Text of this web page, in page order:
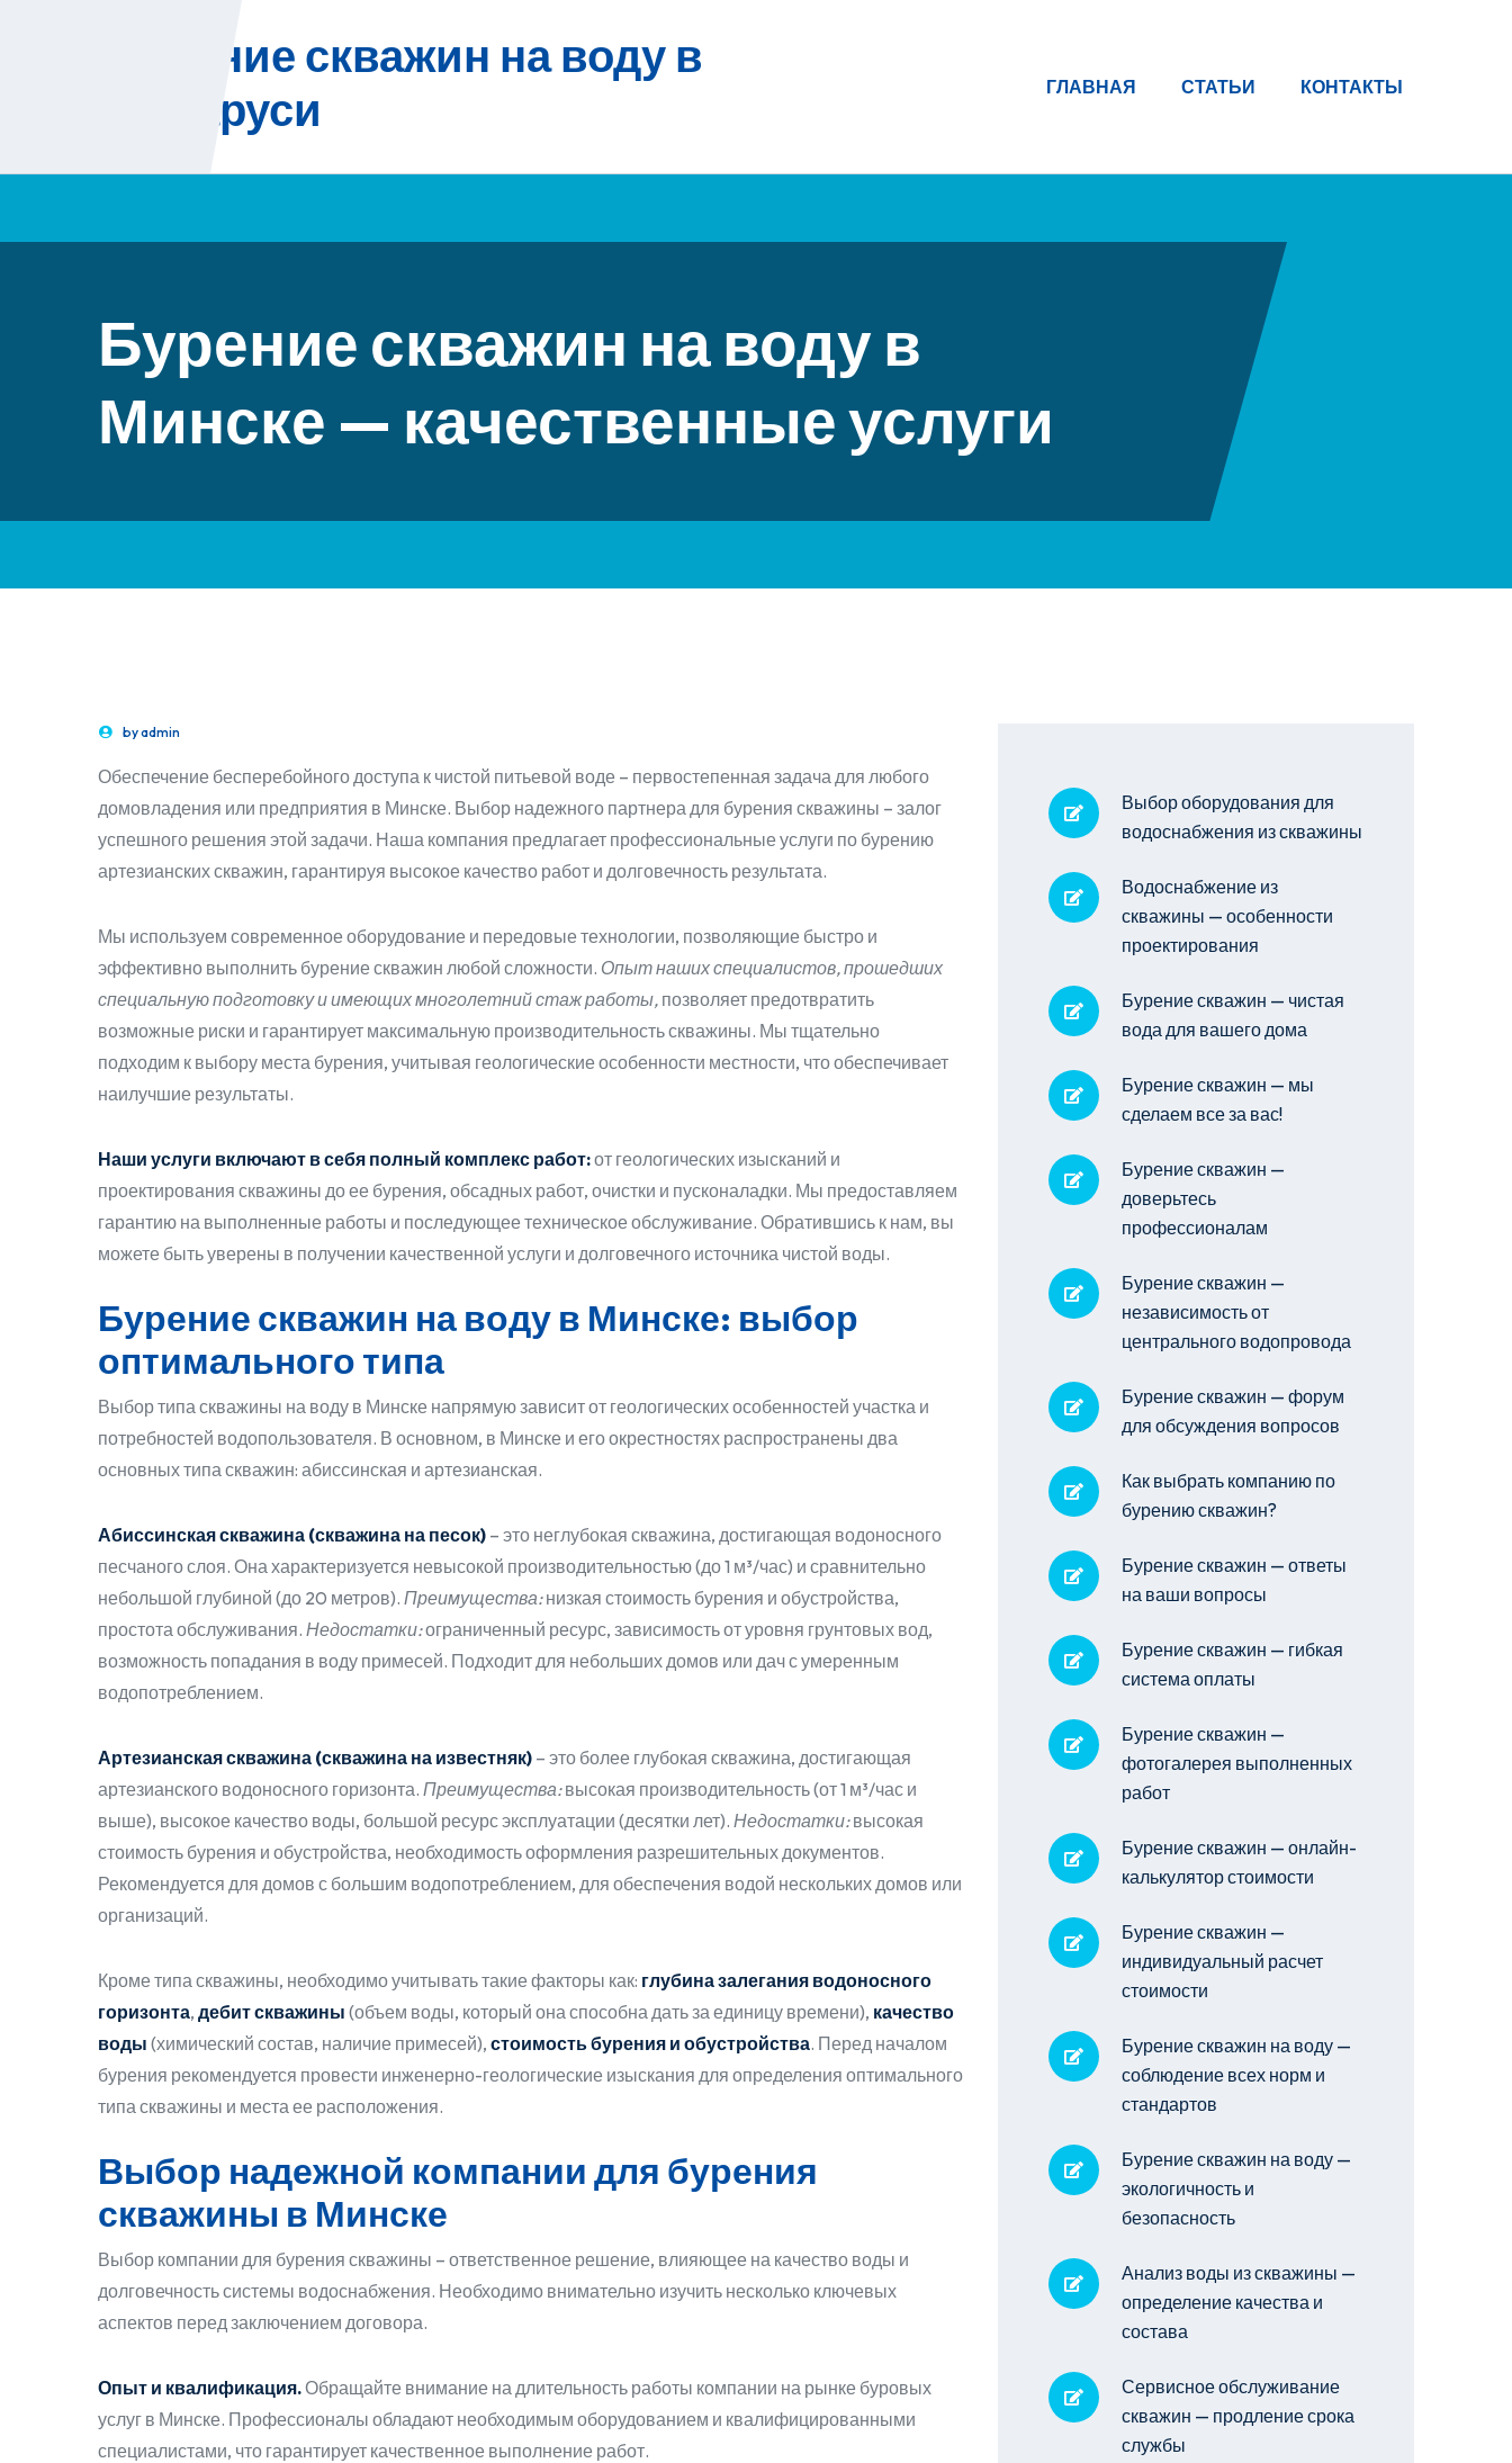
Бурение скважин на воду в
Беларуси
ГЛАВНАЯ СТАТЬИ КОНТАКТЫ
Бурение скважин на воду в
Минске — качественные услуги
byadmin
Обеспечение бесперебойного доступа к чистой питьевой воде – первостепенная задача для любого
домовладения или предприятия в Минске. Выбор надежного партнера для бурения скважины – залог
успешного решения этой задачи. Наша компания предлагает профессиональные услуги по бурению
артезианских скважин, гарантируя высокое качество работ и долговечность результата.
Мы используем современное оборудование и передовые технологии, позволяющие быстро и
эффективно выполнить бурение скважин любой сложности. Опыт наших специалистов, прошедших
специальную подготовку и имеющих многолетний стаж работы, позволяет предотвратить
возможные риски и гарантирует максимальную производительность скважины. Мы тщательно
подходим к выбору места бурения, учитывая геологические особенности местности, что обеспечивает
наилучшие результаты.
Наши услуги включают в себя полный комплекс работ:от геологических изысканий и
проектирования скважины до ее бурения, обсадных работ, очистки и пусконаладки. Мы предоставляем
гарантию на выполненные работы и последующее техническое обслуживание. Обратившись к нам, вы
можете быть уверены в получении качественной услуги и долговечного источника чистой воды.
Бурение скважин на воду в Минске: выбор
оптимального типа
Выбор типа скважины на воду в Минске напрямую зависит от геологических особенностей участка и
потребностей водопользователя. В основном, в Минске и его окрестностях распространены два
основных типа скважин: абиссинская и артезианская.
Абиссинская скважина (скважина на песок) – это неглубокая скважина, достигающая водоносного
песчаного слоя. Она характеризуется невысокой производительностью (до 1 м³/час) и сравнительно
небольшой глубиной (до 20 метров). Преимущества:низкая стоимость бурения и обустройства,
простота обслуживания. Недостатки:ограниченный ресурс, зависимость от уровня грунтовых вод,
возможность попадания в воду примесей. Подходит для небольших домов или дач с умеренным
водопотреблением.
Артезианская скважина (скважина на известняк) – это более глубокая скважина, достигающая
артезианского водоносного горизонта. Преимущества:высокая производительность (от 1 м³/час и
выше), высокое качество воды, большой ресурс эксплуатации (десятки лет). Недостатки:высокая
стоимость бурения и обустройства, необходимость оформления разрешительных документов.
Рекомендуется для домов с большим водопотреблением, для обеспечения водой нескольких домов или
организаций.
Кроме типа скважины, необходимо учитывать такие факторы как: глубина залегания водоносного
горизонта, дебит скважины (объем воды, который она способна дать за единицу времени), качество
воды (химический состав, наличие примесей), стоимость бурения и обустройства. Перед началом
бурения рекомендуется провести инженерно-геологические изыскания для определения оптимального
типа скважины и места ее расположения.
Выбор надежной компании для бурения
скважины в Минске
Выбор компании для бурения скважины – ответственное решение, влияющее на качество воды и
долговечность системы водоснабжения. Необходимо внимательно изучить несколько ключевых
аспектов перед заключением договора.
Опыт и квалификация.Обращайте внимание на длительность работы компании на рынке буровых
услуг в Минске. Профессионалы обладают необходимым оборудованием и квалифицированными
специалистами, что гарантирует качественное выполнение работ.
Выбор оборудования для
водоснабжения из скважины
Водоснабжение из
скважины — особенности
проектирования
Бурение скважин — чистая
вода для вашего дома
Бурение скважин — мы
сделаем все за вас!
Бурение скважин —
доверьтесь
профессионалам
Бурение скважин —
независимость от
центрального водопровода
Бурение скважин — форум
для обсуждения вопросов
Как выбрать компанию по
бурению скважин?
Бурение скважин — ответы
на ваши вопросы
Бурение скважин — гибкая
система оплаты
Бурение скважин —
фотогалерея выполненных
работ
Бурение скважин — онлайн-
калькулятор стоимости
Бурение скважин —
индивидуальный расчет
стоимости
Бурение скважин на воду —
соблюдение всех норм и
стандартов
Бурение скважин на воду —
экологичность и
безопасность
Анализ воды из скважины —
определение качества и
состава
Сервисное обслуживание
скважин — продление срока
службы